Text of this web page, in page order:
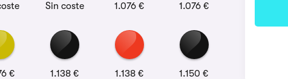
Sin coste 1.076 € 1.076 €
€ 1.138 € 1.138 € 1.150 €